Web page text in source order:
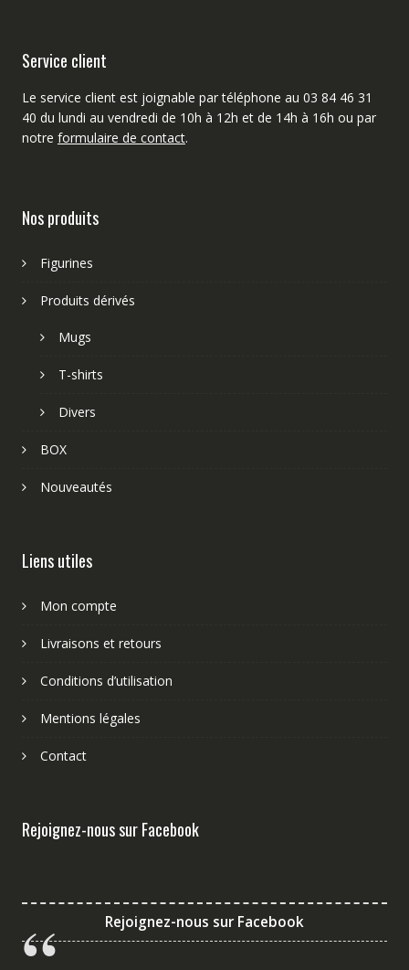
Service client
Le service client est joignable par téléphone au 03 84 46 31
40 du lundi au vendredi de 10h à 12h et de 14h à 16h ou par
notre formulaire de contact.
Nos produits
Figurines
Produits dérivés
Mugs
T-shirts
Divers
BOX
Nouveautés
Liens utiles
Mon compte
Livraisons et retours
Conditions d’utilisation
Mentions légales
Contact
Rejoignez-nous sur Facebook
Rejoignez-nous sur Facebook